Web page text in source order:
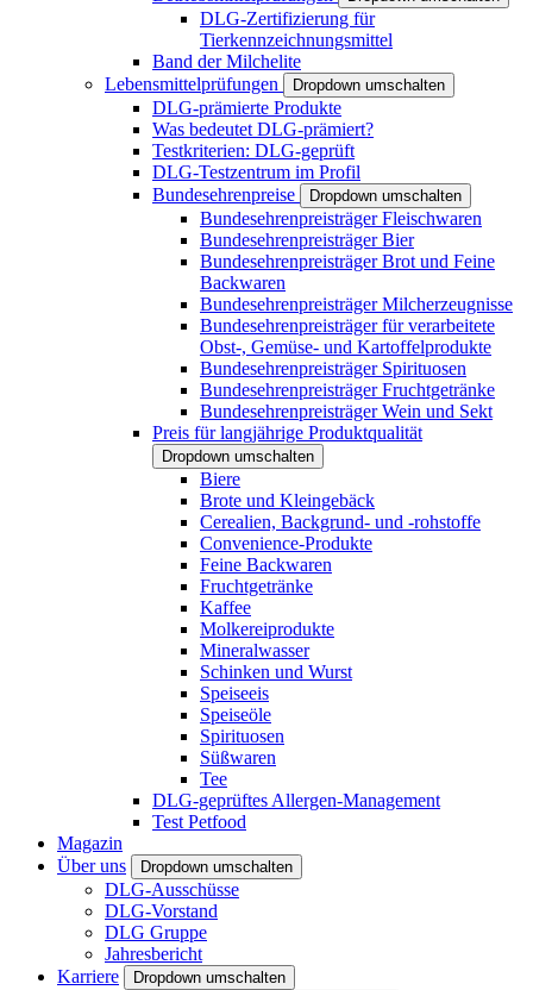
DLG-Zertifizierung für
Tierkennzeichnungsmittel
Band der Milchelite
Lebensmittelprüfungen
Dropdown umschalten
DLG-prämierte Produkte
Was bedeutet DLG-prämiert?
Testkriterien: DLG-geprüft
DLG-Testzentrum im Profil
Bundesehrenpreise
Dropdown umschalten
Bundesehrenpreisträger Fleischwaren
Bundesehrenpreisträger Bier
Bundesehrenpreisträger Brot und Feine
Backwaren
Bundesehrenpreisträger Milcherzeugnisse
Bundesehrenpreisträger für verarbeitete
Obst-, Gemüse- und Kartoffelprodukte
Bundesehrenpreisträger Spirituosen
Bundesehrenpreisträger Fruchtgetränke
Bundesehrenpreisträger Wein und Sekt
Preis für langjährige Produktqualität
Dropdown umschalten
Biere
Brote und Kleingebäck
Cerealien, Backgrund- und -rohstoffe
Convenience-Produkte
Feine Backwaren
Fruchtgetränke
Kaffee
Molkereiprodukte
Mineralwasser
Schinken und Wurst
Speiseeis
Speiseöle
Spirituosen
Süßwaren
Tee
DLG-geprüftes Allergen-Management
Test Petfood
Magazin
Über uns
Dropdown umschalten
DLG-Ausschüsse
DLG-Vorstand
DLG Gruppe
Jahresbericht
Karriere
Dropdown umschalten